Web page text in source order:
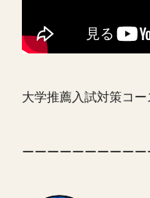
大学推薦入試対策コー
ーーーーーーーーー